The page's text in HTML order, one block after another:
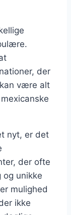
der
være alt
nyt, er det
der ofte
og unikke
mulighed
ikke